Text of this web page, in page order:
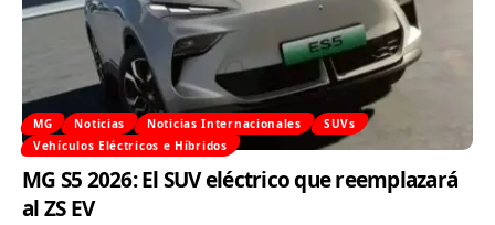
MG Noticias Noticias Internacionales
SUVs
Vehículos Eléctricos e Híbridos
MG S5 2026: El SUV eléctrico que reemplazará
al ZS EV